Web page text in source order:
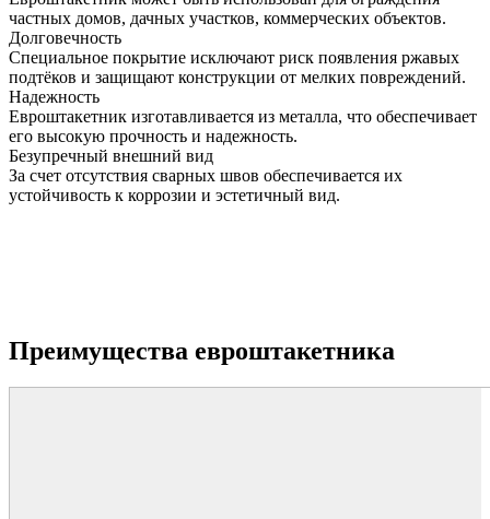
частных домов, дачных участков, коммерческих объектов.
Долговечность
Специальное покрытие исключают риск появления ржавых
подтёков и защищают конструкции от мелких повреждений.
Надежность
Евроштакетник изготавливается из металла, что обеспечивает
его высокую прочность и надежность.
Безупречный внешний вид
За счет отсутствия сварных швов обеспечивается их
устойчивость к коррозии и эстетичный вид.
Преимущества евроштакетника